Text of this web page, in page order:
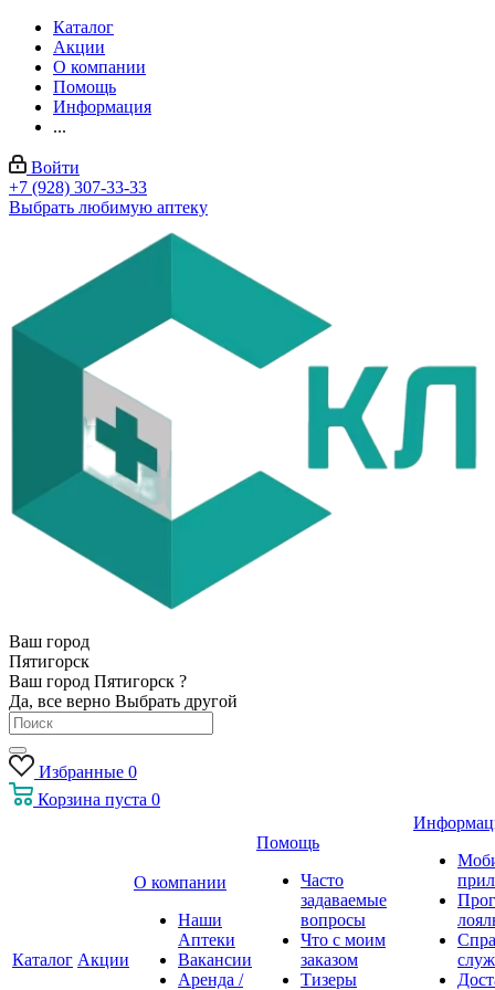
Каталог
Акции
О компании
Помощь
Информация
...
Войти
+7 (928) 307-33-33
Выбрать любимую аптеку
Ваш город
Пятигорск
Ваш город Пятигорск ?
Да, все верно Выбрать другой
Избранные 0
Корзина пуста 0
Каталог Акции
О компании
Наши
Аптеки
Вакансии
Аренда /
Помощь
Часто
задаваемые
вопросы
Что с моим
заказом
Тизеры